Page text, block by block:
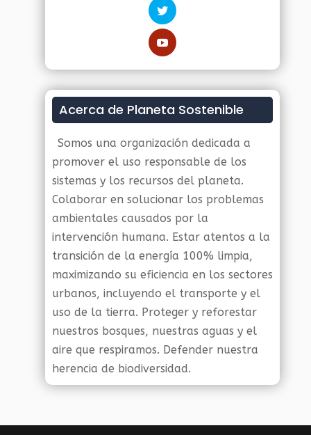
Acerca de Planeta Sostenible
Somos una organización dedicada a
promover el uso responsable de los
sistemas y los recursos del planeta.
Colaborar en solucionar los problemas
ambientales causados por la
intervención humana. Estar atentos a la
transición de la energía 100% limpia,
maximizando su eficiencia en los sectores
urbanos, incluyendo el transporte y el
uso de la tierra. Proteger y reforestar
nuestros bosques, nuestras aguas y el
aire que respiramos. Defender nuestra
herencia de biodiversidad.